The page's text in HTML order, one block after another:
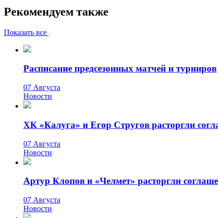
Рекомендуем также
Показать все
Расписание предсезонных матчей и турниров
07 Августа
Новости
ХК «Калуга» и Егор Стругов расторгли
07 Августа
Новости
Артур Клопов и «Челмет» расторгли
07 Августа
Новости